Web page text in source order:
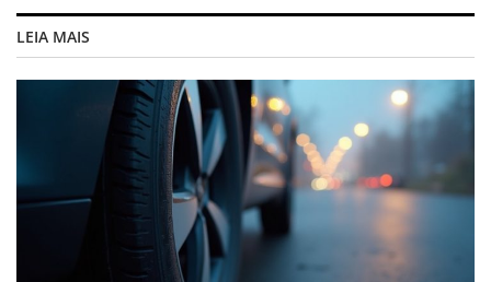
LEIA MAIS